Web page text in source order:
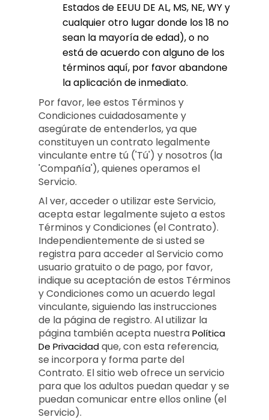
Estados de EEUU DE AL, MS, NE, WY y
cualquier otro lugar donde los 18 no
sean la mayoría de edad), o no
está de acuerdo con alguno de los
términos aquí, por favor abandone
la aplicación de inmediato.
Por favor, lee estos Términos y
Condiciones cuidadosamente y
asegúrate de entenderlos, ya que
constituyen un contrato legalmente
vinculante entre tú ('Tú') y nosotros (la
'Compañía'), quienes operamos el
Servicio.
Al ver, acceder o utilizar este Servicio,
acepta estar legalmente sujeto a estos
Términos y Condiciones (el Contrato).
Independientemente de si usted se
registra para acceder al Servicio como
usuario gratuito o de pago, por favor,
indique su aceptación de estos Términos
y Condiciones como un acuerdo legal
vinculante, siguiendo las instrucciones
de la página de registro. Al utilizar la
página también acepta nuestraPolítica
De Privacidadque, con esta referencia,
se incorpora y forma parte del
Contrato. El sitio web ofrece un servicio
para que los adultos puedan quedar y se
puedan comunicar entre ellos online (el
Servicio).